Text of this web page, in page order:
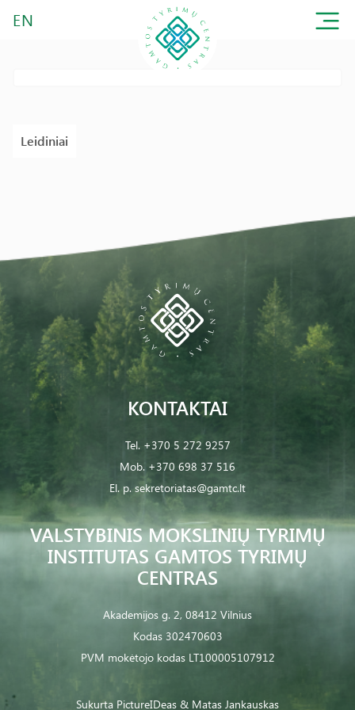
EN
Leidiniai
VALSTYBINIS MOKSLINIŲ TYRIMŲ
INSTITUTAS GAMTOS TYRIMŲ
CENTRAS
Akademijos g. 2, 08412 Vilnius
Kodas 302470603
PVM mokėtojo kodas LT100005107912
KONTAKTAI
Tel. +370 5 272 9257
Mob. +370 698 37 516
El. p. sekretoriatas@gamtc.lt
Sukurta PictureIDeas & Matas Jankauskas